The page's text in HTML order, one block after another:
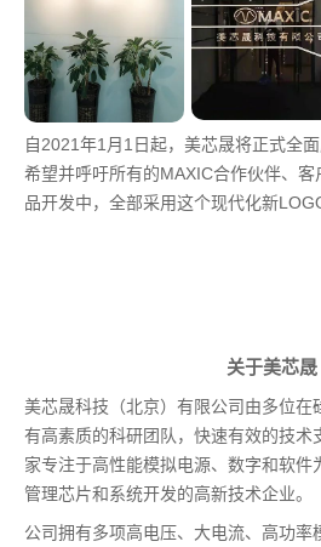
自2021年1月1日起，美芯晟将正式全
希望并呼吁所有的MAXIC合作伙伴、
品开发中，全部采用这个现代化新
关于美芯晟
美芯晟科技（北京）有限公司由多位在
有高素质的科研团队，快速有效的技术
家专注于高性能模拟电源、数字和软件
管理芯片和系统开发的高新技术企业。
公司拥有多项高电压、大电流、高功率